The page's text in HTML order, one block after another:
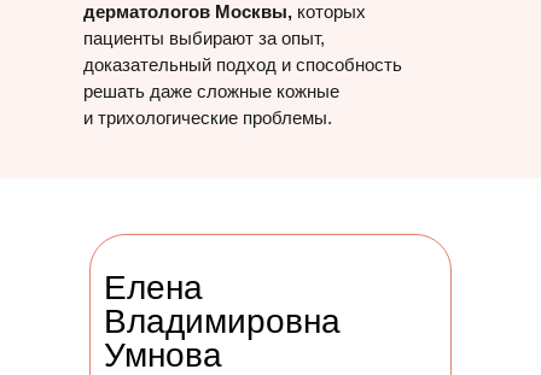
дерматологов Москвы, которых
пациенты выбирают за опыт,
доказательный подход и способность
решать даже сложные кожные
и трихологические проблемы.
Елена
Владимировна
Умнова